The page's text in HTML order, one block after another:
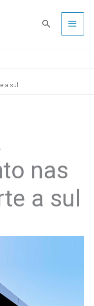
Pesquisa
a sul
nas
a sul